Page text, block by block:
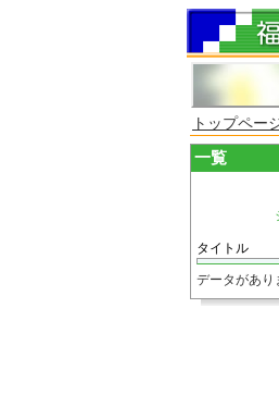
トップペー
一覧
タイトル
データがあり